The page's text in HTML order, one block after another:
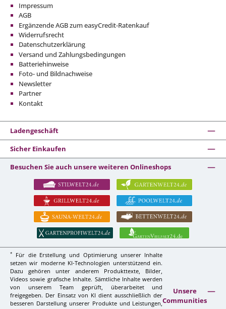
Impressum
AGB
Ergänzende AGB zum easyCredit-Ratenkauf
Widerrufsrecht
Datenschutzerklärung
Versand und Zahlungsbedingungen
Batteriehinweise
Foto- und Bildnachweise
Newsletter
Partner
Kontakt
Ladengeschäft
Sicher Einkaufen
Besuchen Sie auch unsere weiteren Onlineshops
*
Für die Erstellung und Optimierung unserer Inhalte
setzen wir moderne KI-Technologien unterstützend ein.
Dazu gehören unter anderem Produkttexte, Bilder,
Videos sowie grafische Inhalte. Sämtliche Inhalte werden
von unserem Team geprüft, überarbeitet und
freigegeben. Der Einsatz von KI dient ausschließlich der
besseren Darstellung unserer Produkte und Leistungen,
Unsere
Communities